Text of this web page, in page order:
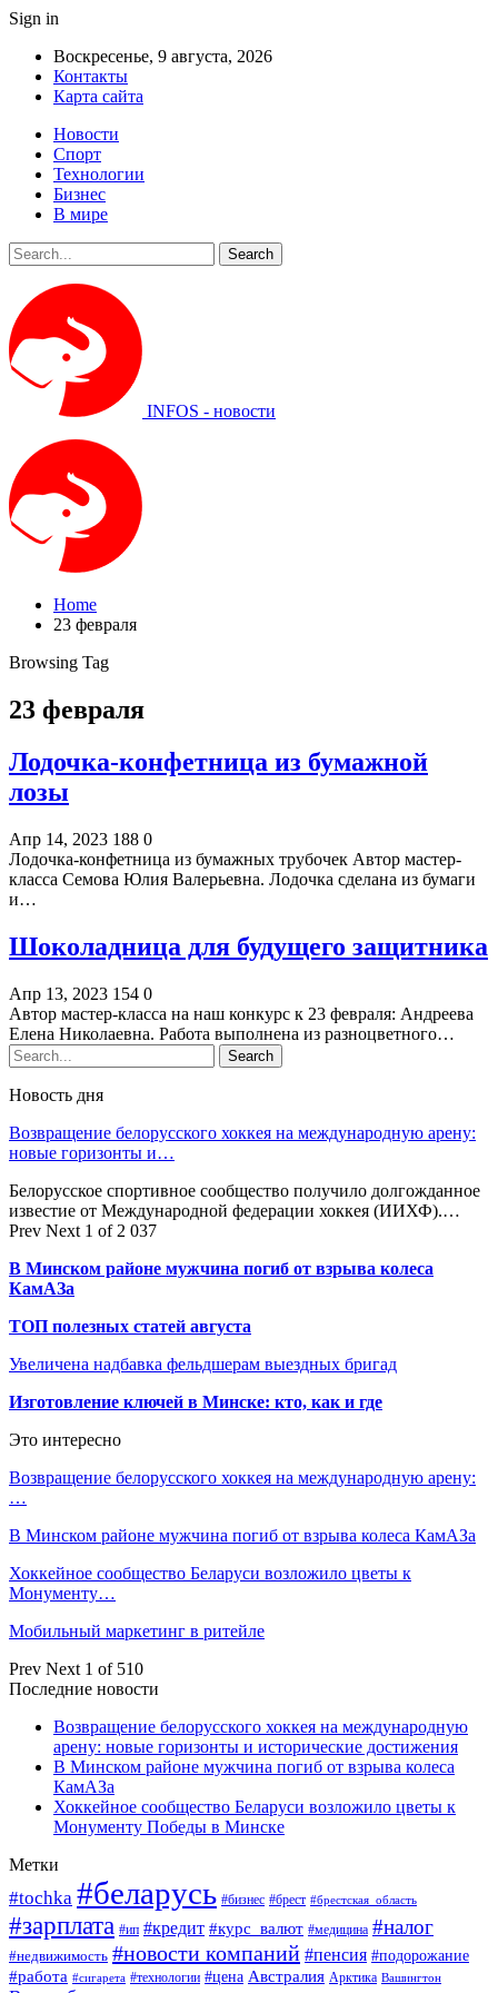
Sign in
Воскресенье, 9 августа, 2026
Контакты
Карта сайта
Новости
Спорт
Технологии
Бизнес
В мире
INFOS - новости
Home
23 февраля
Browsing Tag
23 февраля
Лодочка-конфетница из бумажной
лозы
Апр 14, 2023 188 0
Лодочка-конфетница из бумажных трубочек Автор мастер-
класса Семова Юлия Валерьевна. Лодочка сделана из бумаги
и…
Шоколадница для будущего защитника
Апр 13, 2023 154 0
Автор мастер-класса на наш конкурс к 23 февраля: Андреева
Елена Николаевна. Работа выполнена из разноцветного…
Новость дня
Возвращение белорусского хоккея на международную арену:
новые горизонты и…
Белорусское спортивное сообщество получило долгожданное
известие от Международной федерации хоккея (ИИХФ).…
Prev Next 1 of 2 037
В Минском районе мужчина погиб от взрыва колеса
КамАЗа
ТОП полезных статей августа
Увеличена надбавка фельдшерам выездных бригад
Изготовление ключей в Минске: кто, как и где
Это интересно
Возвращение белорусского хоккея на международную арену:
…
В Минском районе мужчина погиб от взрыва колеса КамАЗа
Хоккейное сообщество Беларуси возложило цветы к
Монументу…
Мобильный маркетинг в ритейле
Prev Next 1 of 510
Последние новости
Возвращение белорусского хоккея на международную
арену: новые горизонты и исторические достижения
В Минском районе мужчина погиб от взрыва колеса
КамАЗа
Хоккейное сообщество Беларуси возложило цветы к
Монументу Победы в Минске
Метки
#tochka #беларусь #бизнес #брест #брестская_область
#зарплата #ип #кредит #курс_валют #медицина #налог
#недвижимость #новости компаний #пенсия #подорожание
#работа #сигарета #технологии #цена Австралия Арктика Вашингтон